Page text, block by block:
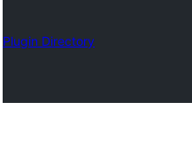
Plugin Directory